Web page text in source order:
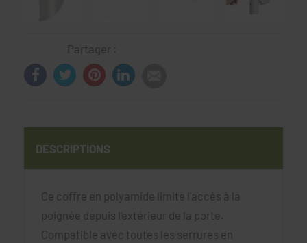
Partager :
DESCRIPTIONS
Ce coffre en polyamide limite l'accès à la
poignée depuis l'extérieur de la porte.
Compatible avec toutes les serrures en